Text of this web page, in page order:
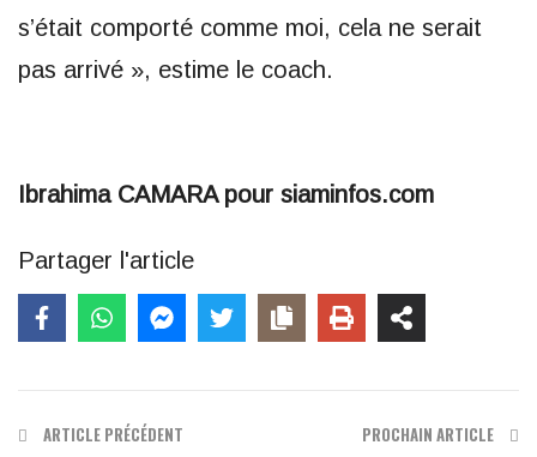
s’était comporté comme moi, cela ne serait
pas arrivé », estime le coach.
Ibrahima CAMARA pour siaminfos.com
Partager l'article
ARTICLE PRÉCÉDENT PROCHAIN ARTICLE